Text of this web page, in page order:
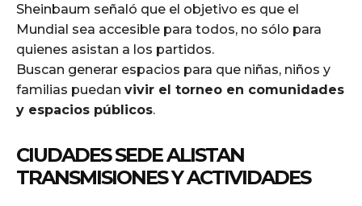
Sheinbaum señaló que el objetivo es que el
Mundial sea accesible para todos, no sólo para
quienes asistan a los partidos.
Buscan generar espacios para que niñas, niños y
familias puedan vivir el torneo en comunidades
y espacios públicos.
CIUDADES SEDE ALISTAN
TRANSMISIONES Y ACTIVIDADES